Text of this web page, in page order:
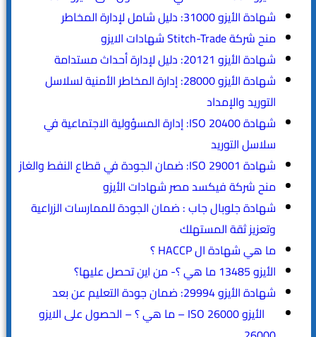
شهادة الأيزو 31000: دليل شامل لإدارة المخاطر
منح شركة Stitch-Trade شهادات الايزو
شهادة الأيزو 20121: دليل لإدارة أحداث مستدامة
شهادة الأيزو 28000: إدارة المخاطر الأمنية لسلاسل
التوريد والإمداد
شهادة ISO 20400: إدارة المسؤولية الاجتماعية في
سلاسل التوريد
شهادة ISO 29001: ضمان الجودة في قطاع النفط والغاز
منح شركة فيكسد مصر شهادات الأيزو
شهادة جلوبال جاب : ضمان الجودة للممارسات الزراعية
وتعزيز ثقة المستهلك
ما هي شهادة ال HACCP ؟
الأيزو 13485 ما هي ؟- من اين تحصل عليها؟
شهادة الأيزو 29994: ضمان جودة التعليم عن بعد
الأيزو ISO 26000 – ما هي ؟ – الحصول على الايزو